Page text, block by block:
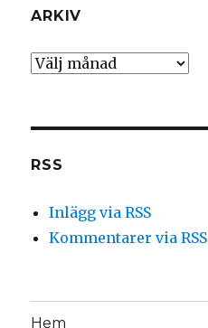
ARKIV
Arkiv
RSS
Inlägg via RSS
Kommentarer via RSS
Hem